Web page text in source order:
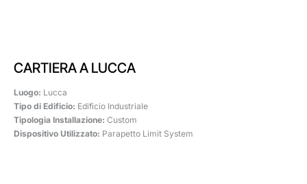
CARTIERA A LUCCA
Luogo: Lucca
Tipo di Edificio: Edificio Industriale
Tipologia Installazione: Custom
Dispositivo Utilizzato: Parapetto Limit System